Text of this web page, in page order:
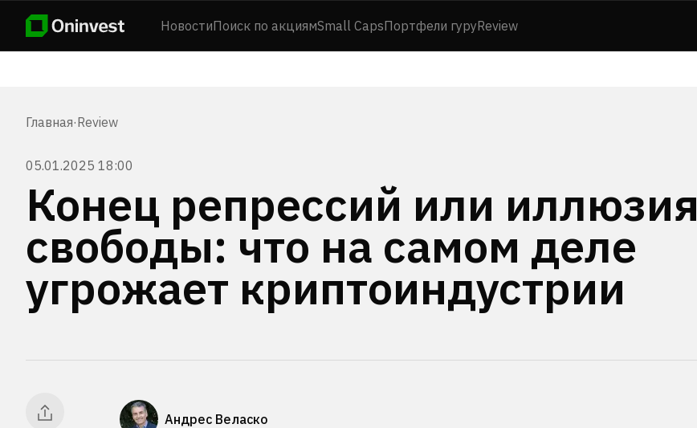
НовостиПоиск по акциямSmall CapsПортфели гуруReview
Главная·Review
05.01.2025 18:00
Конец репрессий или иллюзия
свободы: что на самом деле
угрожает криптоиндустрии
Андрес Веласко